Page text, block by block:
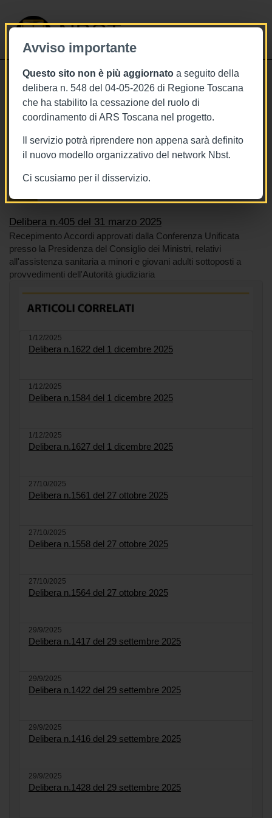
Avviso importante
Questo sito non è più aggiornato a seguito della
delibera n. 548 del 04-05-2026 di Regione Toscana
che ha stabilito la cessazione del ruolo di
coordinamento di ARS Toscana nel progetto.
Il servizio potrà riprendere non appena sarà definito
il nuovo modello organizzativo del network Nbst.
Ci scusiamo per il disservizio.
NBST
31/3/2025
Delibera n.405 del 31 marzo 2025
Tags Toscana
BURT Bollettino della regione toscana
Carcere
Delibera n.405 del 31 marzo 2025
Recepimento Accordi approvati dalla Conferenza Unificata
presso la Presidenza del Consiglio dei Ministri, relativi
all'assistenza sanitaria a minori e giovani adulti sottoposti a
provvedimenti dell'Autorità giudiziaria
1/12/2025
Delibera n.1622 del 1 dicembre 2025
1/12/2025
Delibera n.1584 del 1 dicembre 2025
1/12/2025
Delibera n.1627 del 1 dicembre 2025
27/10/2025
Delibera n.1561 del 27 ottobre 2025
27/10/2025
Delibera n.1558 del 27 ottobre 2025
27/10/2025
Delibera n.1564 del 27 ottobre 2025
29/9/2025
Delibera n.1417 del 29 settembre 2025
29/9/2025
Delibera n.1422 del 29 settembre 2025
29/9/2025
Delibera n.1416 del 29 settembre 2025
29/9/2025
Delibera n.1428 del 29 settembre 2025